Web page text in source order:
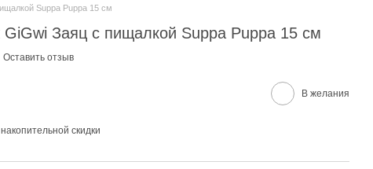
Suppa Puppa 15 см
GiGwi Заяц с пищалкой Suppa Puppa 15 см
Оставить отзыв
В желания
скидки